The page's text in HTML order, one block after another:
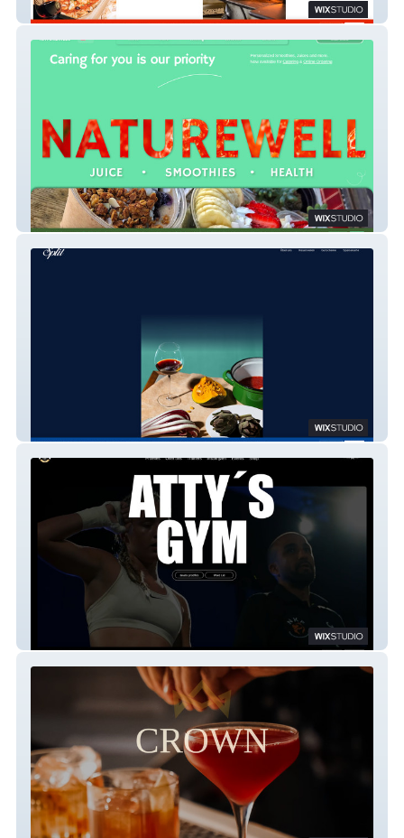
Pizzeria Mona Lisa
Naturewell
Atty´s Gym